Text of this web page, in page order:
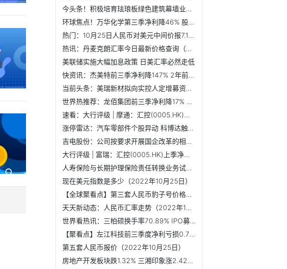
今头条！积极培育珐琅板绿色建筑幕墙业务 开尔新材研发费用...
环球焦点！万华化学第三季净利降46% 股价跌2.96%
热门：10月25日人民币对美元中间价报7.1668 下调438个基点
热讯：丹麦克朗汇率今日最新价格查询（2022年10月25日）
美联储实施大幅加息政策 日美汇率必然走低
快资讯：杰美特前三季净利降147% 2年前上市东兴证券保荐
当前头条：美瑞新材拟向实控人定增募资补流 2年前上市募4.7亿元
世界热推荐：龙佰集团前三季净利降17% 股价跌5.88%
速看：大行评级 | 摩通：汇控(0005.HK)上季净利息收入强劲...
涨停雷达：汽车零部件个股异动 科博达触及涨停
吉电股份：公司按要求开展国企改革的相关工作
大行评级 | 富瑞：汇控(0005.HK)上季净利息收入胜预期 维...
人寿保险与长期护理保险责任转换业务试点向行业征求意见
现在美元指数是多少（2022年10月25日）
【全球聚看点】第三套人民币豹子号价格（2022年10月25日）
天天新动态：人民币汇率走势（2022年10月25日）
世界看热讯：三柏硕换手率70.89% IPO募资6.8亿元中信建投保荐
【聚看点】左江科技前三季度净利亏损0.76亿 股价跌1.37%
第五套人民币报价（2022年10月25日）
房地产开发板块跌1.32% 三湘印象涨2.42%居首